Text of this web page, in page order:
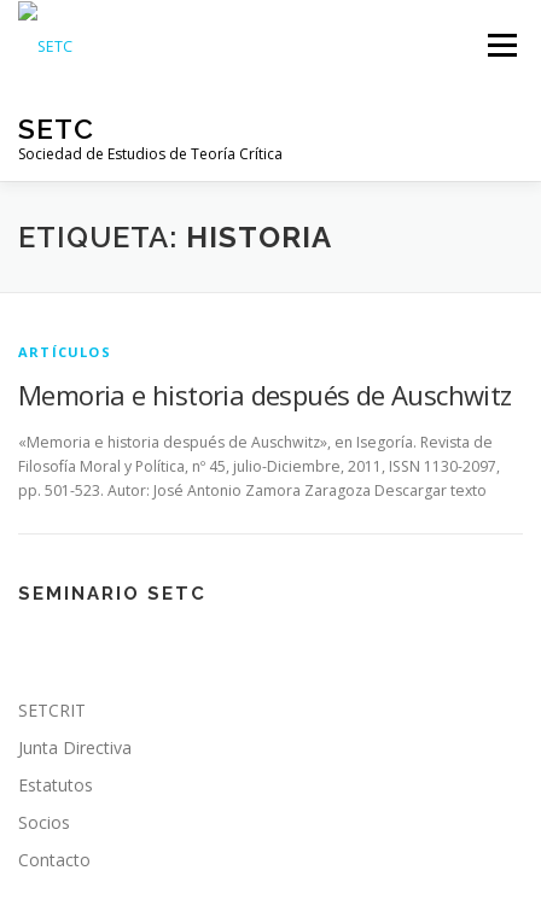
Skip
content
SETC
Sociedad de Estudios de Teoría Crítica
Menu
HOME NOTICIAS ACTIVIDADES
RED DE INVESTIGADORES DE TEORÍA CRÍTICA
ETIQUETA: HISTORIA
ARTÍCULOS
Memoria e historia después de Auschwitz
«Memoria e historia después de Auschwitz», en Isegoría. Revista de
Filosofía Moral y Política, nº 45, julio-Diciembre, 2011, ISSN 1130-2097,
pp. 501-523. Autor: José Antonio Zamora Zaragoza Descargar texto
SEMINARIO SETC
SETCRIT
Junta Directiva
Estatutos
Socios
Contacto